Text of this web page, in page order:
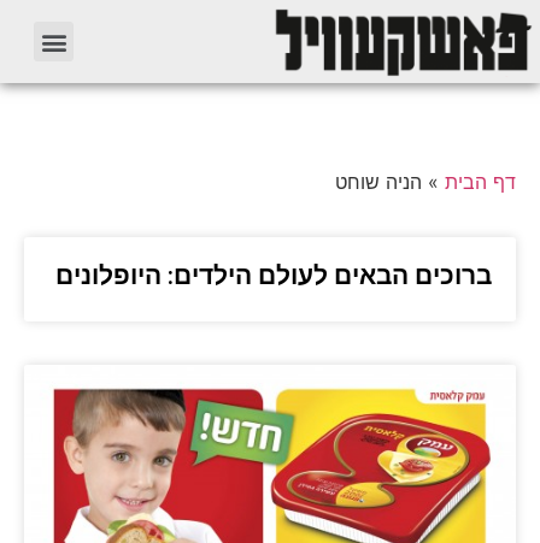
דף הבית » הניה שוחט
ברוכים הבאים לעולם הילדים: היופלונים